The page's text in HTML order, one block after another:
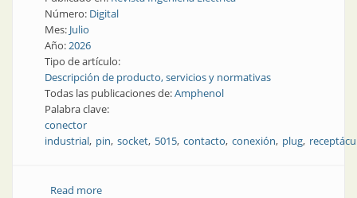
Número: Digital
Mes: Julio
Año:2026
Tipo de artículo:
Descripción de producto, servicios y normativas
Todas las publicaciones de:Amphenol
Palabra clave:
conector
industrial pin socket 5015 contacto conexión plug
Read moreabout Conectores industriales